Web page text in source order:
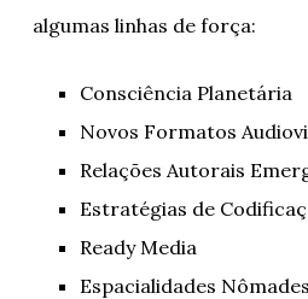
algumas linhas de força:
Consciência Planetária
Novos Formatos
Relações Autorais
Estratégias de
Ready Media
Espacialidades Nômades